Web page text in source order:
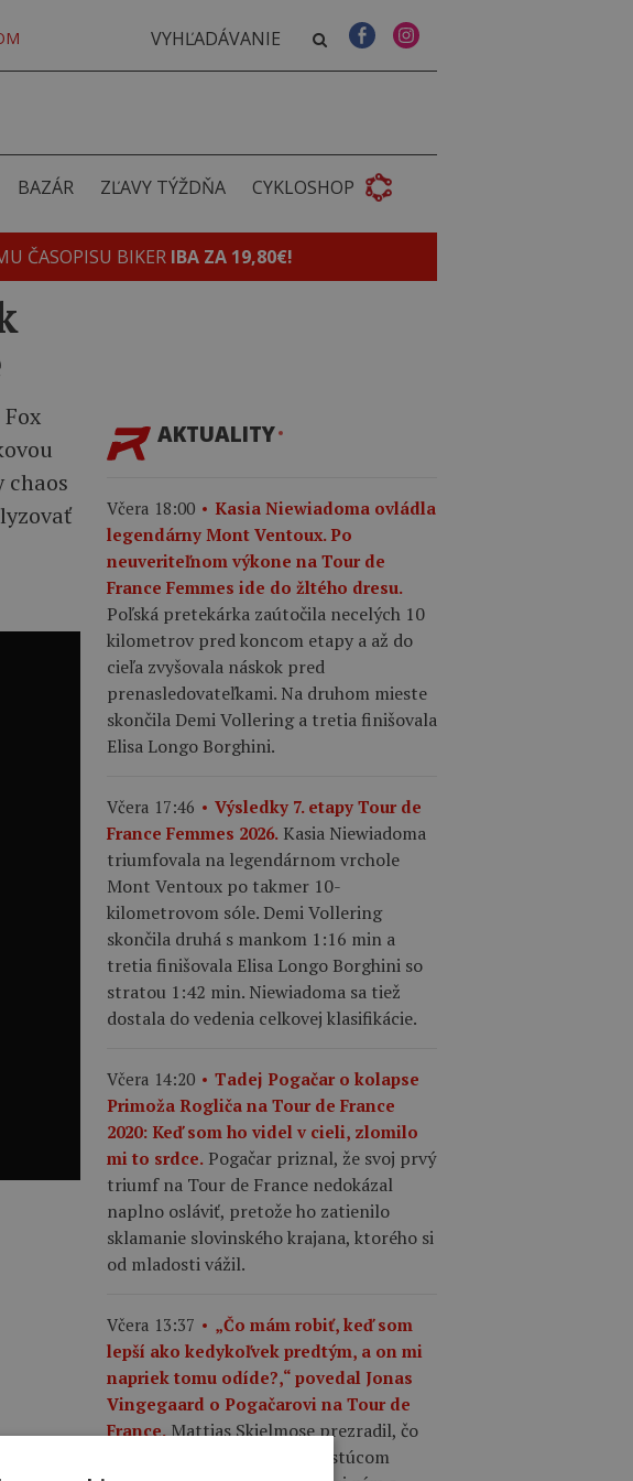
BAZÁR ZĽAVY TÝŽDŇA CYKLOSHOP
ČASOPISU BIKER IBA ZA 19,80€!
AKTUALITY
Včera 18:00
Kasia Niewiadoma ovládla
legendárny Mont Ventoux. Po
neuveriteľnom výkone na Tour de
France Femmes ide do žltého dresu.
Poľská pretekárka zaútočila necelých 10
kilometrov pred koncom etapy a až do
cieľa zvyšovala náskok pred
prenasledovateľkami. Na druhom mieste
skončila Demi Vollering a tretia finišovala
Elisa Longo Borghini.
Včera 17:46
Výsledky 7. etapy Tour de
France Femmes 2026. Kasia Niewiadoma
triumfovala na legendárnom vrchole
Mont Ventoux po takmer 10-
kilometrovom sóle. Demi Vollering
skončila druhá s mankom 1:16 min a
tretia finišovala Elisa Longo Borghini so
stratou 1:42 min. Niewiadoma sa tiež
dostala do vedenia celkovej klasifikácie.
Včera 14:20
Tadej Pogačar o kolapse
Primoža Rogliča na Tour de France
2020: Keď som ho videl v cieli, zlomilo
mi to srdce. Pogačar priznal, že svoj prvý
triumf na Tour de France nedokázal
naplno osláviť, pretože ho zatienilo
sklamanie slovinského krajana, ktorého si
od mladosti vážil.
Včera 13:37
„Čo mám robiť, keď som
lepší ako kedykoľvek predtým, a on mi
napriek tomu odíde?,“ povedal Jonas
Vingegaard o Pogačarovi na Tour de
France. Mattias Skjelmose prezradil, čo
mu povedal Vingegaard o rastúcom